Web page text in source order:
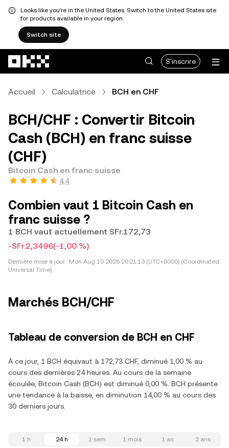
Looks like you're in the United States. Switch to the United States site
for products available in your region.
Switch site
S'inscrire
Accueil Calculatrice BCH en CHF
BCH/CHF : Convertir Bitcoin
Cash (BCH) en franc suisse
(CHF)
Bitcoin Cash en franc suisse
4,4
Combien vaut 1 Bitcoin Cash en
franc suisse ?
1 BCH vaut actuellement SFr.172,73
-SFr.2,3496(-1,00 %)
Dernière mise à jour : Mon Aug 10 2026 20:21:13 (UTC+0000) (Coordinated
Universal Time)
Marchés BCH/CHF
Tableau de conversion de BCH en CHF
À ce jour, 1 BCH équivaut à 172,73 CHF, diminué 1,00 % au
cours des dernières 24 heures. Au cours de la semaine
écoulée, Bitcoin Cash (BCH) est diminué 0,00 %. BCH présente
une tendance à la baisse, en diminution 14,00 % au cours des
30 derniers jours.
1 h 24 h 1 sem 1 mois 1 an 2 ans